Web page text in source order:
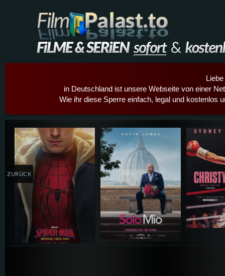
in Deutschland ist unsere Webseite von einer
Wie ihr diese Sperre einfach, legal und kostenlos
Details,Play Details,Play
ZURÜCK